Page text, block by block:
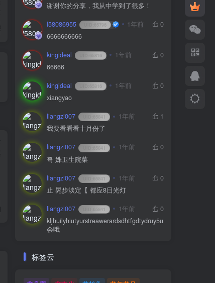
陪诊小程序/医院陪诊/全开源嘀嗒陪诊源码/原生微信小程序/代排队取药/照顾病人/护理 啦啦外卖v45.9至尊稳定运营独立版+App+小程序前端（头像&定位修复版）
节能环保新闻资讯pbootcms模板(PC+WAP) 文章博客新闻 最新仿余额宝综合金融理财投资收益源码 理财系统每日返利资金投资金融带积分商城
谢谢你的分享，我从中学到了很多！
l58086955 1年前
0
6666666666
kingideal 1年前
0
66666
kingideal 1年前
0
xiangyao
liangzi007 1年前
1
我要看看看十月份了
liangzi007 1年前
0
弩 姝卫生院菜
liangzi007 1年前
0
止 晃步淡定【 都应8日光灯
liangzi007 1年前
0
kljhuilyhiutyurstreawerardsdhtfgdtydruy5u
会哦
标签云